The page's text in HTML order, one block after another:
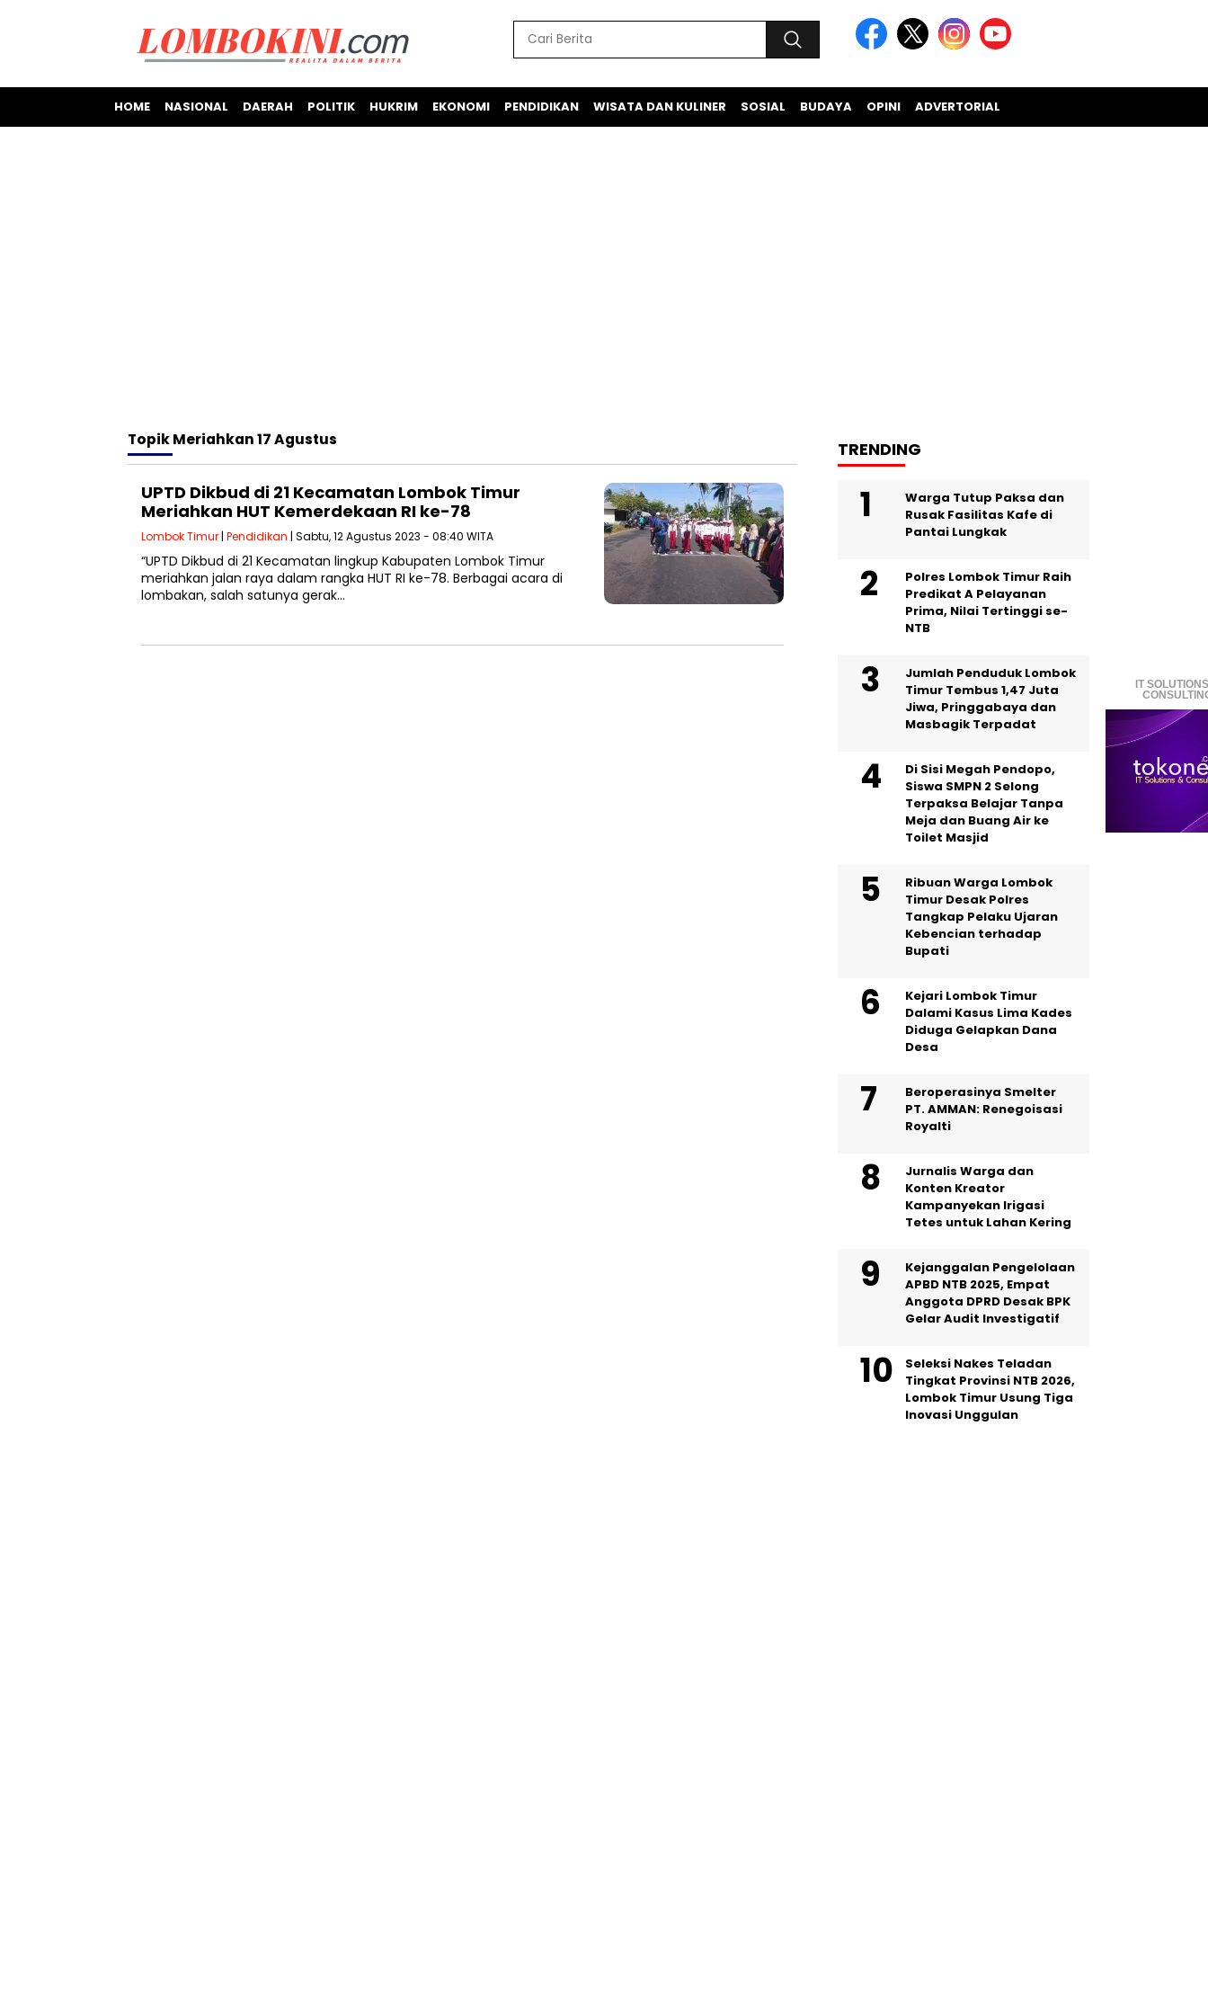
HOME NASIONAL DAERAH POLITIK HUKRIM EKONOMI PENDIDIKAN WISATA DAN KULINER SOSIAL BUDAYA OPINI ADVERTORIAL
IT
TopikMeriahkan 17 Agustus
UPTD Dikbud di 21 Kecamatan Lombok Timur
Meriahkan HUT Kemerdekaan RI ke-78
Lombok Timur | Pendidikan | Sabtu, 12 Agustus 2023 - 08:40 WITA
“UPTD Dikbud di 21 Kecamatan lingkup Kabupaten Lombok Timur
meriahkan jalan raya dalam rangka HUT RI ke-78. Berbagai acara di
lombakan, salah satunya gerak…
TRENDING
Warga Tutup Paksa dan
Rusak Fasilitas Kafe di
Pantai Lungkak
Polres Lombok Timur Raih
Predikat A Pelayanan
Prima, Nilai Tertinggi se-
NTB
Jumlah Penduduk Lombok
Timur Tembus 1,47 Juta
Jiwa, Pringgabaya dan
Masbagik Terpadat
Di Sisi Megah Pendopo,
Siswa SMPN 2 Selong
Terpaksa Belajar Tanpa
Meja dan Buang Air ke
Toilet Masjid
Ribuan Warga Lombok
Timur Desak Polres
Tangkap Pelaku Ujaran
Kebencian terhadap
Bupati
Kejari Lombok Timur
Dalami Kasus Lima Kades
Diduga Gelapkan Dana
Desa
Beroperasinya Smelter
PT. AMMAN: Renegoisasi
Royalti
Jurnalis Warga dan
Konten Kreator
Kampanyekan Irigasi
Tetes untuk Lahan Kering
Kejanggalan Pengelolaan
APBD NTB 2025, Empat
Anggota DPRD Desak BPK
Gelar Audit Investigatif
Seleksi Nakes Teladan
Tingkat Provinsi NTB 2026,
Lombok Timur Usung Tiga
Inovasi Unggulan